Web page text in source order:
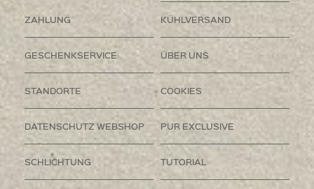
ZAHLUNG KÜHLVERSAND
GESCHENKSERVICE ÜBER UNS
STANDORTE COOKIES
DATENSCHUTZ WEBSHOP PUR EXCLUSIVE
SCHLICHTUNG TUTORIAL